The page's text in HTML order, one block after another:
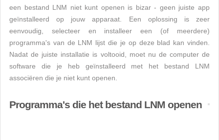
een bestand LNM niet kunt openen is bizar - geen juiste app
geïnstalleerd op jouw apparaat. Een oplossing is zeer
eenvoudig, selecteer en installeer een (of meerdere)
programma's van de LNM lijst die je op deze blad kan vinden.
Nadat de juiste installatie is voltooid, moet nu de computer de
software die je heb geïnstalleerd met het bestand LNM
associëren die je niet kunt openen.
Programma's die het bestand LNM openen